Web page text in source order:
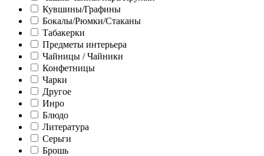
Кувшины/Графины
Бокалы/Рюмки/Стаканы
Табакерки
Предметы интерьера
Чайницы / Чайники
Конфетницы
Чарки
Другое
Инро
Блюдо
Литература
Серьги
Брошь